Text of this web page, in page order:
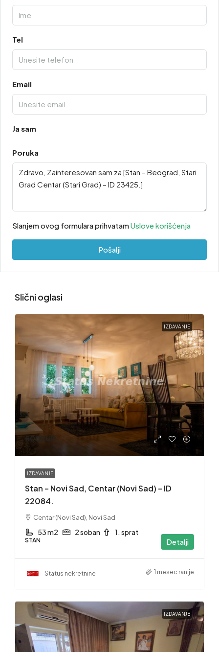
Tel
Email
Ja sam
Poruka
Slanjem ovog formulara prihvatamUslove korišćenja
Pošalji
Slični oglasi
IZDAVANJE
500EUR
IZDAVANJE
Stan – Novi Sad, Centar (Novi Sad) – ID
22084.
Centar (Novi Sad), Novi Sad
53 m2 2 soban 1. sprat
STAN Detalji
Status nekretnine 1 mesec ranije
IZDAVANJE